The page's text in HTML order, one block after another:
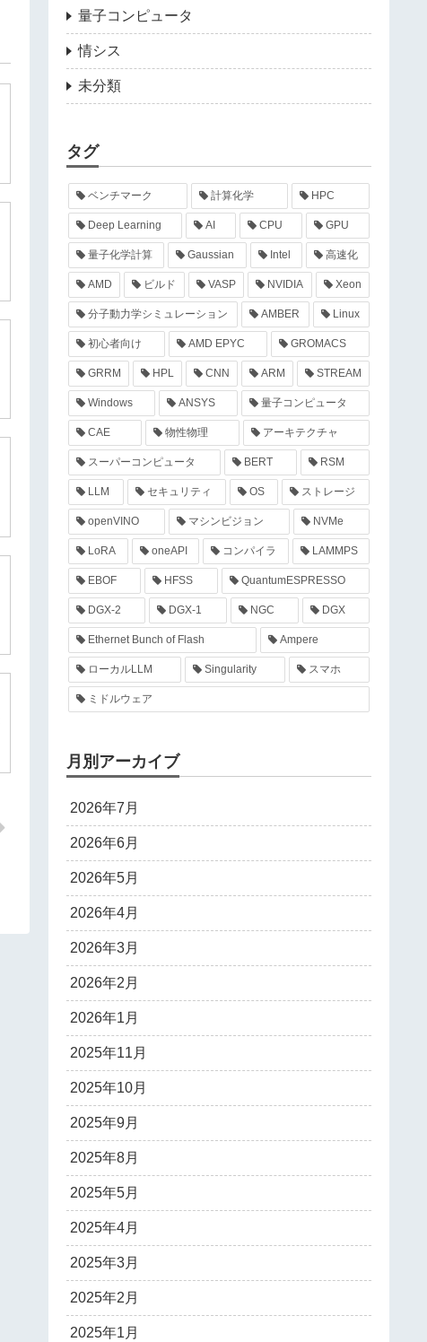
量子コンピュータ
情シス
未分類
タグ
ベンチマーク 計算化学 HPC
Deep Learning AI CPU GPU
量子化学計算 Gaussian Intel 高速化
AMD ビルド VASP NVIDIA Xeon
分子動力学シミュレーション AMBER Linux
初心者向け AMD EPYC GROMACS
GRRM HPL CNN ARM STREAM
Windows ANSYS 量子コンピュータ
CAE 物性物理 アーキテクチャ
スーパーコンピュータ BERT RSM
LLM セキュリティ OS ストレージ
openVINO マシンビジョン NVMe
LoRA oneAPI コンパイラ LAMMPS
EBOF HFSS QuantumESPRESSO
DGX-2 DGX-1 NGC DGX
Ethernet Bunch of Flash Ampere
ローカルLLM Singularity スマホ
ミドルウェア
月別アーカイブ
2026年7月
2026年6月
2026年5月
2026年4月
2026年3月
2026年2月
2026年1月
2025年11月
2025年10月
2025年9月
2025年8月
2025年5月
2025年4月
2025年3月
2025年2月
2025年1月